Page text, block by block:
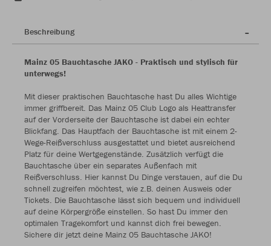
Beschreibung
Mainz 05 Bauchtasche JAKO - Praktisch und stylisch für
unterwegs!
Mit dieser praktischen Bauchtasche hast Du alles Wichtige
immer griffbereit. Das Mainz 05 Club Logo als Heattransfer
auf der Vorderseite der Bauchtasche ist dabei ein echter
Blickfang. Das Hauptfach der Bauchtasche ist mit einem 2-
Wege-Reißverschluss ausgestattet und bietet ausreichend
Platz für deine Wertgegenstände. Zusätzlich verfügt die
Bauchtasche über ein separates Außenfach mit
Reißverschluss. Hier kannst Du Dinge verstauen, auf die Du
schnell zugreifen möchtest, wie z.B. deinen Ausweis oder
Tickets. Die Bauchtasche lässt sich bequem und individuell
auf deine Körpergröße einstellen. So hast Du immer den
optimalen Tragekomfort und kannst dich frei bewegen.
Sichere dir jetzt deine Mainz 05 Bauchtasche JAKO!